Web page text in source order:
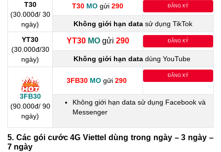
T30
(30.000đ/ 30
ngày)
T30 MO gửi 290 ĐĂNG KÝ
Không giới hạn data sử dụng TikTok
YT30
(30.000đ/30
ngày)
YT30 MOgửi 290 ĐĂNG KÝ
Không giới hạn data dùng YouTube
3FB30
(90.000đ/ 90
ngày)
3FB30 MO gửi 290
ĐĂNG KÝ
Không giới hạn data sử dụng Facebook và
Messenger
5. Các gói cước 4G Viettel dùng trong ngày – 3 ngày –
7 ngày